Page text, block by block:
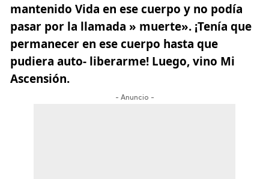
mantenido Vida en ese cuerpo y no podía
pasar por la llamada » muerte». ¡Tenía que
permanecer en ese cuerpo hasta que
pudiera auto- liberarme! Luego, vino Mi
Ascensión.
- Anuncio -